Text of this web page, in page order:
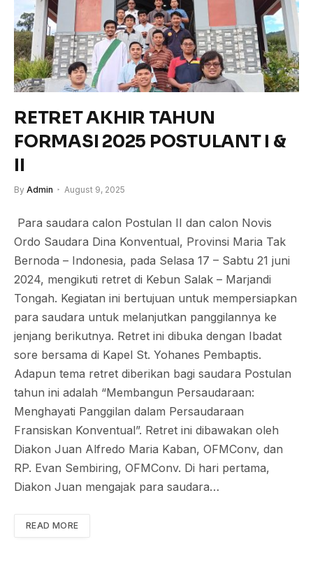
RETRET AKHIR TAHUN
FORMASI 2025 POSTULANT I &
II
By Admin August 9, 2025
Para saudara calon Postulan II dan calon Novis
Ordo Saudara Dina Konventual, Provinsi Maria Tak
Bernoda – Indonesia, pada Selasa 17 – Sabtu 21 juni
2024, mengikuti retret di Kebun Salak – Marjandi
Tongah. Kegiatan ini bertujuan untuk mempersiapkan
para saudara untuk melanjutkan panggilannya ke
jenjang berikutnya. Retret ini dibuka dengan Ibadat
sore bersama di Kapel St. Yohanes Pembaptis.
Adapun tema retret diberikan bagi saudara Postulan
tahun ini adalah “Membangun Persaudaraan:
Menghayati Panggilan dalam Persaudaraan
Fransiskan Konventual”. Retret ini dibawakan oleh
Diakon Juan Alfredo Maria Kaban, OFMConv, dan
RP. Evan Sembiring, OFMConv. Di hari pertama,
Diakon Juan mengajak para saudara…
READ MORE